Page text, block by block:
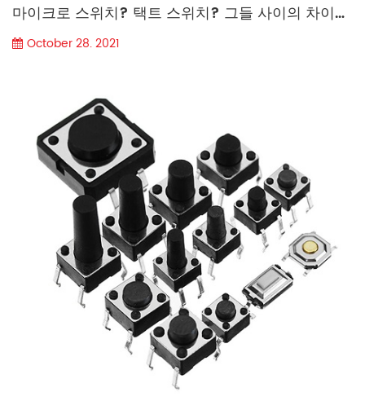
푸시 버튼 – 마이크로 스위치는 화재 경보기의 버튼으로 사용됩니
다. 비상 정지 제어, 비상 도어 릴리스. 이 장치는 긴급 상황에서 수동
위치 OT : 오버 트래블 RT : 릴리스...
마이크로 스위치? 택트 스위치? 그들 사이의 차이점은 무엇입니까?
October 28. 2021